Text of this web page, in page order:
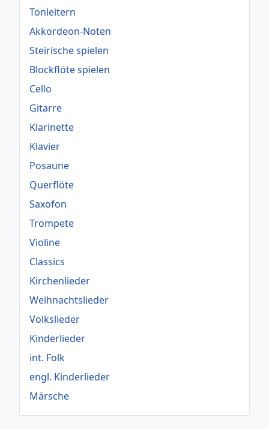
Tonleitern
Akkordeon-Noten
Steirische spielen
Blockflöte spielen
Cello
Gitarre
Klarinette
Klavier
Posaune
Querflöte
Saxofon
Trompete
Violine
Classics
Kirchenlieder
Weihnachtslieder
Volkslieder
Kinderlieder
int. Folk
engl. Kinderlieder
Märsche